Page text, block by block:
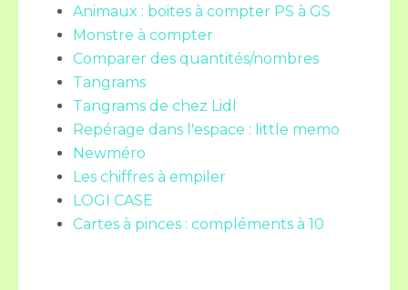
Animaux : boites à compter PS à GS
Monstre à compter
Comparer des quantités/nombres
Tangrams
Tangrams de chez Lidl
Repérage dans l'espace : little memo
Newméro
Les chiffres à empiler
LOGI CASE
Cartes à pinces : compléments à 10